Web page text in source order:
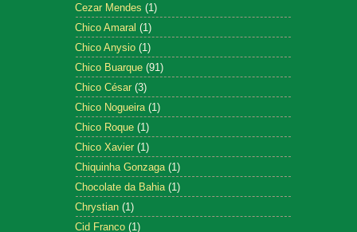
Cezar Mendes (1)
Chico Amaral (1)
Chico Anysio (1)
Chico Buarque (91)
Chico César (3)
Chico Nogueira (1)
Chico Roque (1)
Chico Xavier (1)
Chiquinha Gonzaga (1)
Chocolate da Bahia (1)
Chrystian (1)
Cid Franco (1)